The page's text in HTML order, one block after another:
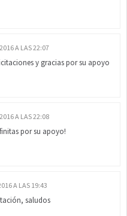
A LAS 22:07
y gracias por su apoyo
A LAS 22:08
por su apoyo!
A LAS 19:43
saludos